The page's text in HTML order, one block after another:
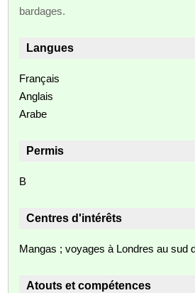
bardages.
Langues
Français
Anglais
Arabe
Permis
B
Centres d'intérêts
Mangas ; voyages à Londres au sud
Atouts et compétences